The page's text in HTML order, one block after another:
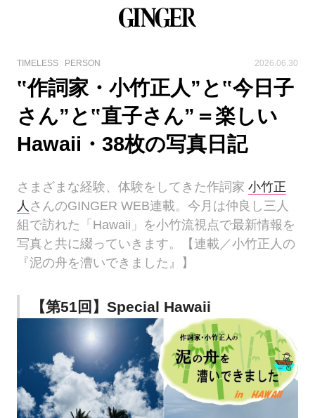
TIMELESS PERSON 2026.06.30
‟作詞家・小竹正人”と‟今日子
さん”と‟直子さん”＝楽しい
Hawaii・38枚の写真日記
さまざまな経験、体験をしてきた作詞家小竹正
人 さんのGINGER WEB連載。今月は仲良し三人
組で訪れた「Hawaii」を小竹流視点で最新情報を
写真と共に綴っていきます。【連載／小竹正人の
『泥の舟を漕いできました』】
【第51回】Special Hawaii